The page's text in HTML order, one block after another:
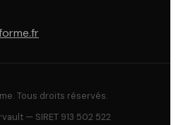
Tous droits réservés.
— SIRET 913 502 522